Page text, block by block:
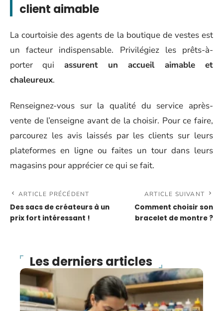
client aimable
La courtoisie des agents de la boutique de vestes est
un facteur indispensable. Privilégiez les prêts-à-
porter qui assurent un accueil aimable et
chaleureux.
Renseignez-vous sur la qualité du service après-
vente de l’enseigne avant de la choisir. Pour ce faire,
parcourez les avis laissés par les clients sur leurs
plateformes en ligne ou faites un tour dans leurs
magasins pour apprécier ce qui se fait.
ARTICLE PRÉCÉDENT
Des sacs de créateurs à un
prix fort intéressant !
ARTICLE SUIVANT
Comment choisir son
bracelet de montre ?
Les derniers articles